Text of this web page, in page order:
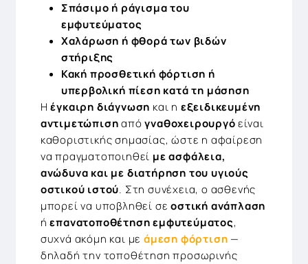
Σπάσιμο ή ράγισμα του
εμφυτεύματος
Χαλάρωση ή φθορά των βιδών
στήριξης
Κακή προσθετική φόρτιση ή
υπερβολική πίεση κατά τη μάσηση
Ηέγκαιρη διάγνωση και η εξειδικευμένη
αντιμετώπισηαπόγναθοχειρουργόείναι
καθοριστικής σημασίας, ώστε η αφαίρεση
να πραγματοποιηθεί με ασφάλεια,
ανώδυνα και με διατήρηση του υγιούς
οστικού ιστού. Στη συνέχεια, ο ασθενής
μπορεί να υποβληθεί σεοστική ανάπλαση
ήεπανατοποθέτηση εμφυτεύματος,
συχνά ακόμη και μεάμεση φόρτιση —
δηλαδή την τοποθέτηση προσωρινής